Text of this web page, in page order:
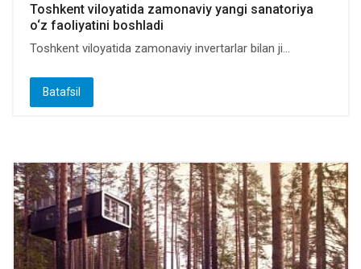
Toshkent viloyatida zamonaviy yangi sanatoriya
o‘z faoliyatini boshladi
Toshkent viloyatida zamonaviy invertarlar bilan ji...
Batafsil